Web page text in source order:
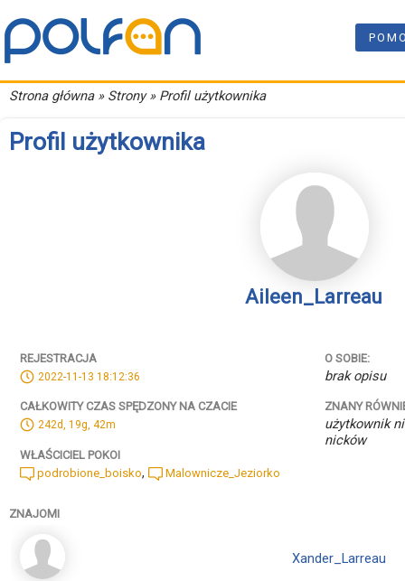
Strona główna» Strony » Profil użytkownika
Profil użytkownika
Aileen_Larreau
REJESTRACJA
2022-11-13 18:12:36
CAŁKOWITY CZAS SPĘDZONY NA CZACIE
242d, 19g, 42m
WŁAŚCICIEL POKOI
podrobione_boisko, Malownicze_Jeziorko
O SOBIE:
brak opisu
ZNANY
użytkownik
nicków
ZNAJOMI
Xander_Larreau